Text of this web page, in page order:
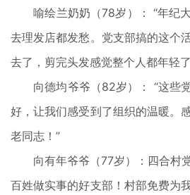
喻绘兰奶奶（78岁）： “年纪
去理发店都发愁。党支部搞的这个
去了，剪完头发感觉整个人都年轻
向德均爷爷（82岁）： “这些
好，让我们感受到了组织的温暖。
老同志！”
向有年爷爷（77岁）：四合村
百姓做实事的好支部！村部免费为